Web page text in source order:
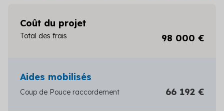
Coût du projet
Total des frais 98 000 €
Aides mobilisés
Coup de Pouce raccordement 66 192 €